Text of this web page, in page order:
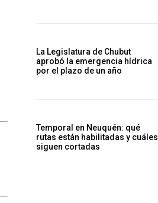
La Legislatura de Chubut
aprobó la emergencia hídrica
por el plazo de un año
Temporal en Neuquén: qué
rutas están habilitadas y cuáles
siguen cortadas